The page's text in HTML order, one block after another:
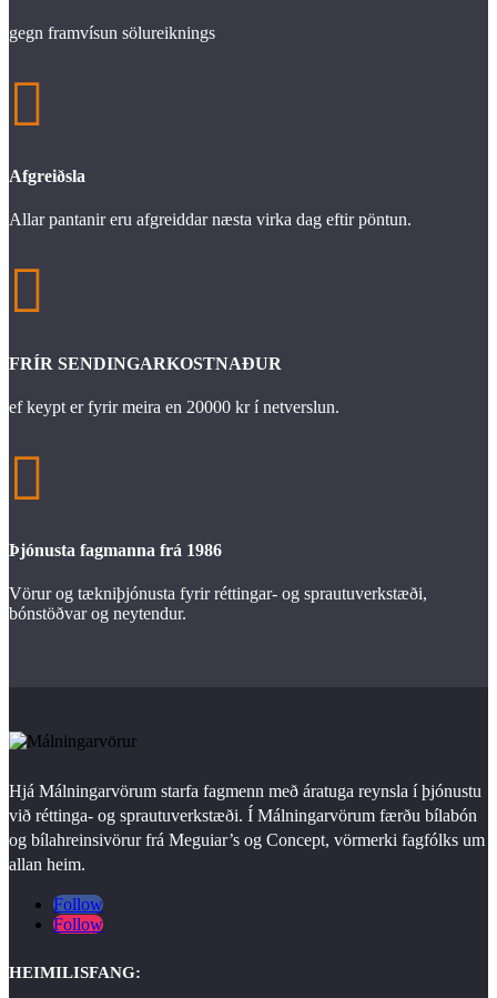
gegn framvísun sölureiknings

Afgreiðsla
Allar pantanir eru afgreiddar næsta virka dag eftir pöntun.

FRÍR SENDINGARKOSTNAÐUR
ef keypt er fyrir meira en 20000 kr í netverslun.

Þjónusta fagmanna frá 1986
Vörur og tækniþjónusta fyrir réttingar- og sprautuverkstæði,
bónstöðvar og neytendur.
Hjá Málningarvörum starfa fagmenn með áratuga reynsla í þjónustu
við réttinga- og sprautuverkstæði. Í Málningarvörum færðu bílabón
og bílahreinsivörur frá Meguiar’s og Concept, vörmerki fagfólks um
allan heim.
Follow
Follow
HEIMILISFANG: